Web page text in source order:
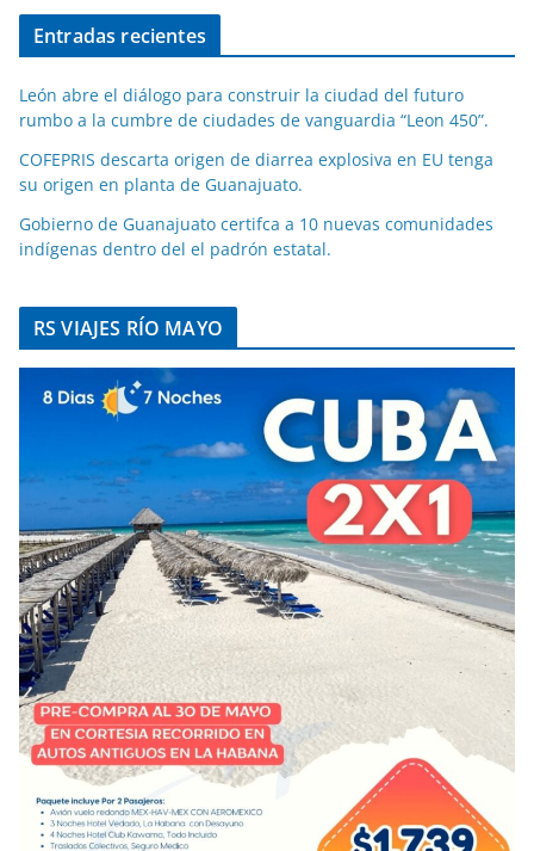
Entradas recientes
León abre el diálogo para construir la ciudad del futuro
rumbo a la cumbre de ciudades de vanguardia “Leon 450”.
COFEPRIS descarta origen de diarrea explosiva en EU tenga
su origen en planta de Guanajuato.
Gobierno de Guanajuato certifca a 10 nuevas comunidades
indígenas dentro del el padrón estatal.
RS VIAJES RÍO MAYO